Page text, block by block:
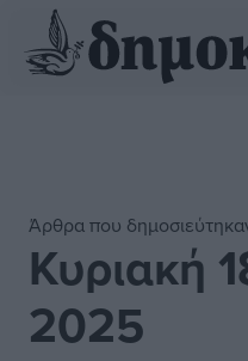
Άρθρα που
Κυριακή
2025